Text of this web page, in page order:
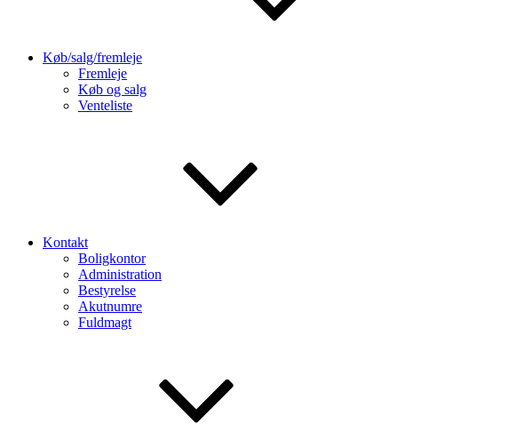
Køb/salg/fremleje
Fremleje
Køb og salg
Venteliste
Kontakt
Boligkontor
Administration
Bestyrelse
Akutnumre
Fuldmagt